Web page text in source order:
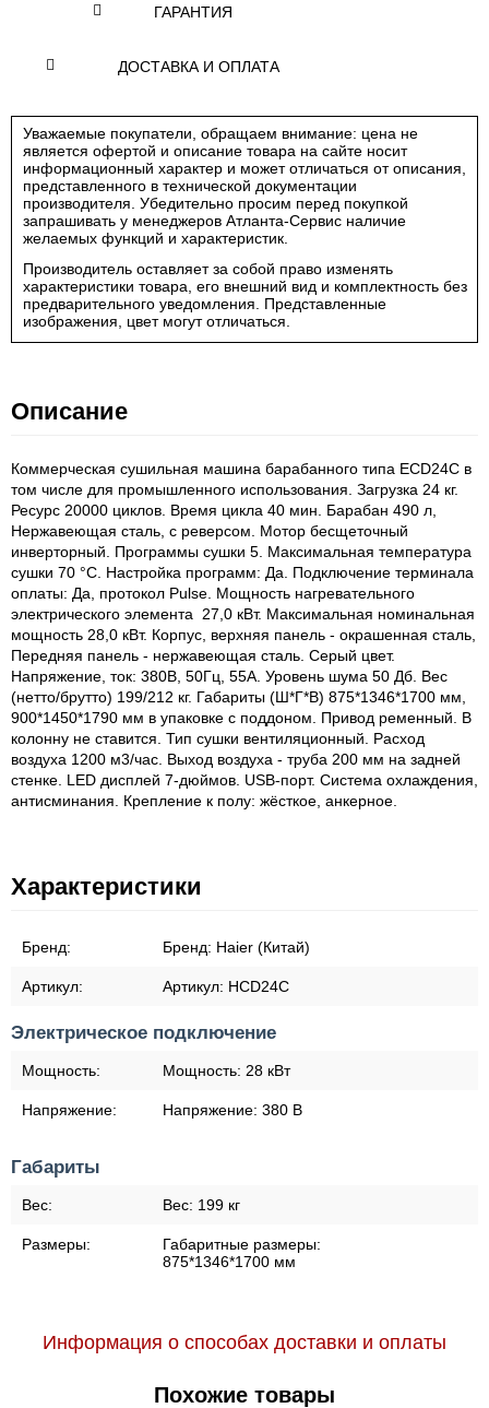
ГАРАНТИЯ
ДОСТАВКА И ОПЛАТА
Уважаемые покупатели, обращаем внимание: цена не
является офертой и описание товара на сайте носит
информационный характер и может отличаться от описания,
представленного в технической документации
производителя. Убедительно просим перед покупкой
запрашивать у менеджеров Атланта-Сервис наличие
желаемых функций и характеристик.
Производитель оставляет за собой право изменять
характеристики товара, его внешний вид и комплектность без
предварительного уведомления. Представленные
изображения, цвет могут отличаться.
Описание
Коммерческая сушильная машина барабанного типа ECD24C в
том числе для промышленного использования. Загрузка 24 кг.
Ресурс 20000 циклов. Время цикла 40 мин. Барабан 490 л,
Нержавеющая сталь, с реверсом. Мотор бесщеточный
инверторный. Программы сушки 5. Максимальная температура
сушки 70 °С. Настройка программ: Да. Подключение терминала
оплаты: Да, протокол Pulse. Мощность нагревательного
электрического элемента 27,0 кВт. Максимальная номинальная
мощность 28,0 кВт. Корпус, верхняя панель - окрашенная сталь,
Передняя панель - нержавеющая сталь. Серый цвет.
Напряжение, ток: 380В, 50Гц, 55А. Уровень шума 50 Дб. Вес
(нетто/брутто) 199/212 кг. Габариты (Ш*Г*В) 875*1346*1700 мм,
900*1450*1790 мм в упаковке с поддоном. Привод ременный. В
колонну не ставится. Тип сушки вентиляционный. Расход
воздуха 1200 м3/час. Выход воздуха - труба 200 мм на задней
стенке. LED дисплей 7-дюймов. USB-порт. Система охлаждения,
антисминания. Крепление к полу: жёсткое, анкерное.
Характеристики
Бренд: Бренд: Haier (Китай)
Артикул: Артикул: HCD24C
Электрическое подключение
Мощность: Мощность: 28 кВт
Напряжение: Напряжение: 380 В
Габариты
Вес: Вес: 199 кг
Размеры:
Габаритные размеры:
875*1346*1700 мм
Информация о способах доставки и оплаты
Похожие товары